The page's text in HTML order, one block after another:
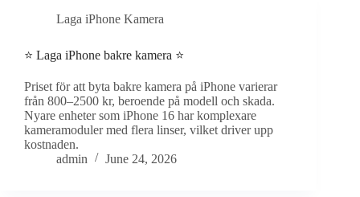
Laga iPhone Kamera
⭐ Laga iPhone bakre kamera ⭐
Priset för att byta bakre kamera på iPhone varierar
från 800–2500 kr, beroende på modell och skada.
Nyare enheter som iPhone 16 har komplexare
kameramoduler med flera linser, vilket driver upp
kostnaden.
admin
June 24, 2026